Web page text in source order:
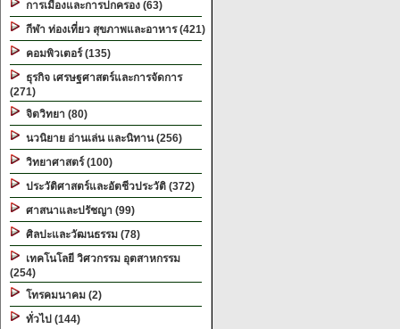
การเมืองและการปกครอง (63)
กีฬา ท่องเที่ยว สุขภาพและอาหาร (421)
คอมพิวเตอร์ (135)
ธุรกิจ เศรษฐศาสตร์และการจัดการ
(271)
จิตวิทยา (80)
นวนิยาย อ่านเล่น และนิทาน (256)
วิทยาศาสตร์ (100)
ประวัติศาสตร์และอัตชีวประวัติ (372)
ศาสนาและปรัชญา (99)
ศิลปะและวัฒนธรรม (78)
เทคโนโลยี วิศวกรรม อุตสาหกรรม
(254)
โทรคมนาคม (2)
ทั่วไป (144)